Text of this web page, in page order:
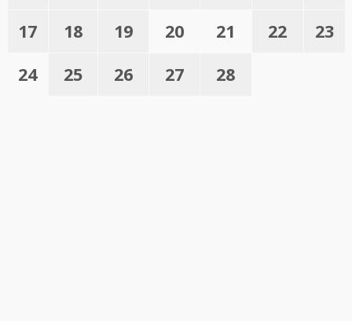
17
18 19 20 21 22
23
24
25 26 27 28